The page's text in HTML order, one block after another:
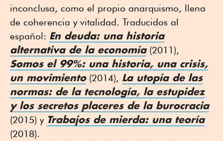
inconclusa, como el propio anarquismo, llena
de coherencia y vitalidad. Traducidos al
español: En deuda: una historia
alternativa de la economía(2011),
Somos el 99%: una historia, una crisis,
un movimiento(2014), La utopía de las
normas: de la tecnología, la estupidez
y los secretos placeres de la burocracia
(2015) y Trabajos de mierda: una teoría
(2018).